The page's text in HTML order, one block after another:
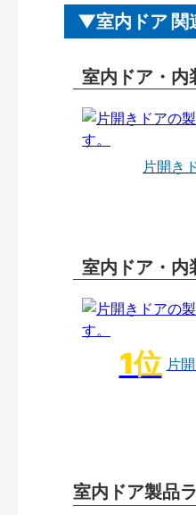
室内ドア 関
室内ドア・内
片開き
室内ドア・内
片
室内ドア製品